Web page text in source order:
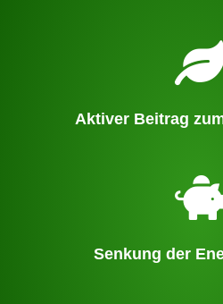
Aktiver Beitrag
Senkung der